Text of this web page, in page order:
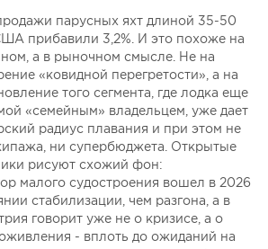
парусных яхт длиной 35-50
прибавили 3,2%. И это похоже на
а в рыночном смысле. Не на
«ковидной перегретости», а на
того сегмента, где лодка еще
«семейным» владельцем, уже дает
радиус плавания и при этом не
ни супербюджета. Открытые
рисуют схожий фон:
малого судостроения вошел в 2026
стабилизации, чем разгона, а в
говорит уже не о кризисе, а о
- вплоть до ожиданий на